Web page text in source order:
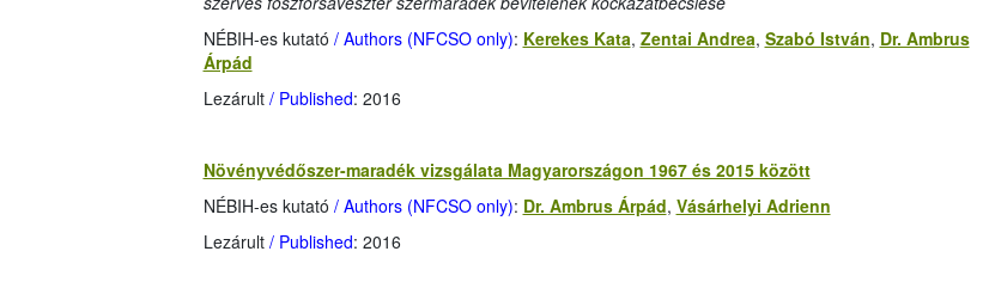
NÉBIH-es kutató / Authors (NFCSO only): Kerekes Kata, Zentai Andrea, Szabó István, Dr. Ambrus
Árpád
Lezárult/ Published: 2016
Növényvédőszer-maradék vizsgálata Magyarországon 1967 és 2015 között
NÉBIH-es kutató / Authors (NFCSO only): Dr. Ambrus Árpád, Vásárhelyi Adrienn
Lezárult/ Published: 2016